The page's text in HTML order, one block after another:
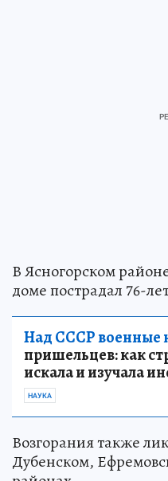
В Ясногорском
доме пострадал 76-
Над СССР военные
пришельцев: как
искала и изучала
НАУКА
Возгорания также
Дубенском,